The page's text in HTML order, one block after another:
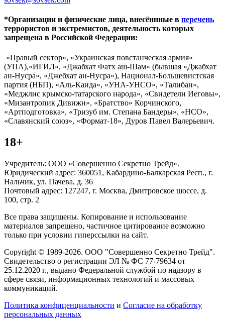
*Организации и физические лица, внесённные в перечень
террористов и экстремистов, деятельность которых
запрещена в Российской Федерации:
«Правый сектор», «Украинская повстанческая армия»
(УПА),«ИГИЛ», «Джабхат Фатх аш-Шам» (бывшая «Джабхат
ан-Нусра», «Джебхат ан-Нусра»), Национал-Большевистская
партия (НБП), «Аль-Каида», «УНА-УНСО», «Талибан»,
«Меджлис крымско-татарского народа», «Свидетели Иеговы»,
«Мизантропик Дивижн», «Братство» Корчинского,
«Артподготовка», «Тризуб им. Степана Бандеры», «НСО»,
«Славянский союз», «Формат-18», Дуров Павел Валерьевич.
18+
Учредитель: ООО «Совершенно Секретно Трейд».
Юридический адрес: 360051, Кабардино-Балкарская Респ., г.
Нальчик, ул. Пачева, д. 36
Почтовый адрес: 127247, г. Москва, Дмитровское шоссе, д.
100, стр. 2
Все права защищены. Копирование и использование
материалов запрещено, частичное цитирование возможно
только при условии гиперссылки на сайт.
Copyright © 1989-2026. ООО "Совершенно Секретно Трейд".
Свидетельство о регистрации ЭЛ № ФС 77-79634 от
25.12.2020 г., выдано Федеральной службой по надзору в
сфере связи, информационных технологий и массовых
коммуникаций.
Политика конфиценциальности и Согласие на обработку
персональных данных